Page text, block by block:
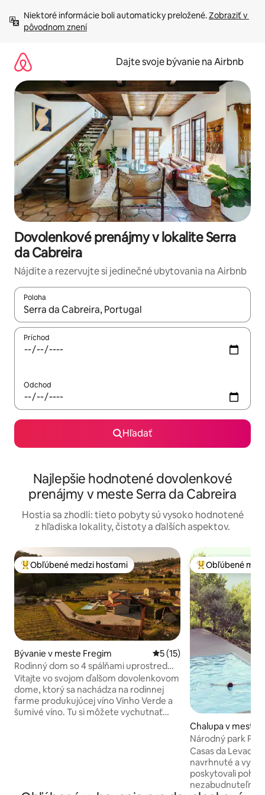
obsah.
Niektoré informácie boli automaticky preložené. Zobraziť v
pôvodnom znení
Dajte svoje bývanie na Airbnb
Dovolenkové prenájmy v lokalite Serra
da Cabreira
Nájdite a rezervujte si jedinečné ubytovania na Airbnb
Poloha
Keď budú výsledky k dispozícii, môžete si ich prechádzať
Príchod
Odchod
Hľadať
Najlepšie hodnotené dovolenkové
prenájmy v meste Serra da Cabreira
Hostia sa zhodli: tieto pobyty sú vysoko hodnotené
z hľadiska lokality, čistoty a ďalších aspektov.
Najobľúbenejšie medzi hosťami
Obľúbené medzi hosťami
Bývanie v meste Fregim Priemerné ohodnotenie 5
5 (15)
Rodinný dom so 4 spálňami uprostred
viníc
Vitajte vo svojom ďalšom dovolenkovom
dome, ktorý sa nachádza na rodinnej
farme produkujúcej víno Vinho Verde a
šumivé víno. Tu si môžete vychutnať
prostredím uprostred viníc a s vlastným
Najobľúbenejšie
Obľúbené
Chalupa v meste
arca
Národný park
da LevadaT2
Casas da Levada
navrhnuté a
poskytovali
nezabudnuteľné